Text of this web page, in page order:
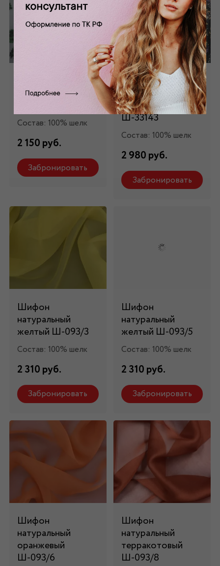
натуральный с
Состав: 100% шелк
2 150 руб.
Забронировать
Шифон
натуральный
принтованный
Ш-33143
Состав: 100% шелк
2 980 руб.
Забронировать
Шифон
натуральный
желтый Ш-093/3
Состав: 100% шелк
2 310 руб.
Забронировать
Шифон
натуральный
желтый Ш-093/5
Состав: 100% шелк
2 310 руб.
Забронировать
Шифон
натуральный
оранжевый
Ш-093/6
Шифон
натуральный
терракотовый
Ш-093/8